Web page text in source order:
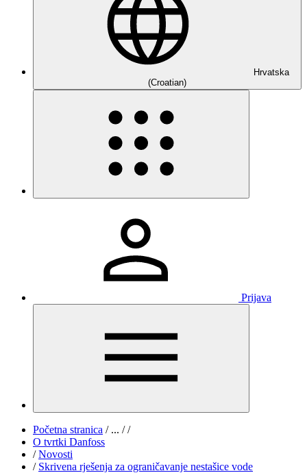
Hrvatska
(Croatian)
Prijava
Početna stranica /... / /
O tvrtki Danfoss
/ Novosti
/ Skrivena rješenja za ograničavanje nestašice vode